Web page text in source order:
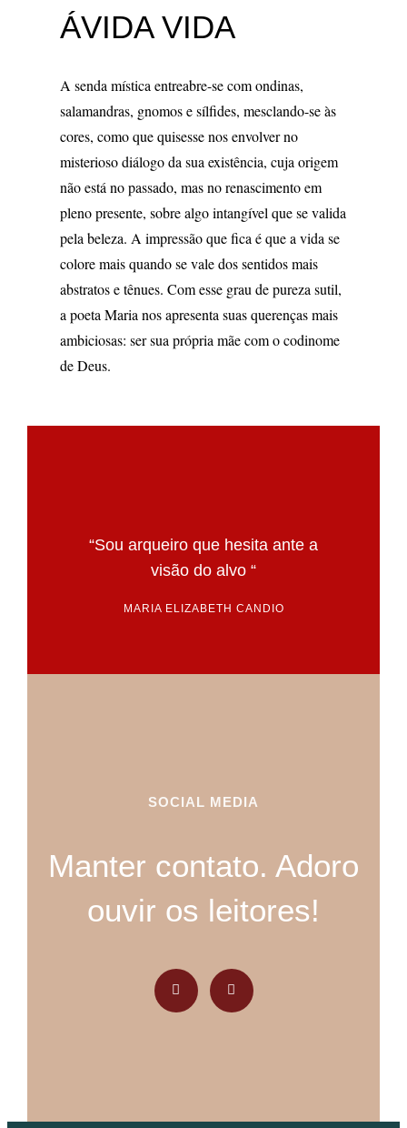
ÁVIDA VIDA
A senda mística entreabre-se com ondinas,
salamandras, gnomos e sílfides, mesclando-se às
cores, como que quisesse nos envolver no
misterioso diálogo da sua existência, cuja origem
não está no passado, mas no renascimento em
pleno presente, sobre algo intangível que se valida
pela beleza. A impressão que fica é que a vida se
colore mais quando se vale dos sentidos mais
abstratos e tênues. Com esse grau de pureza sutil,
a poeta Maria nos apresenta suas querenças mais
ambiciosas: ser sua própria mãe com o codinome
de Deus.
“Sou arqueiro que hesita ante a
visão do alvo “
MARIA ELIZABETH CANDIO
SOCIAL MEDIA
Manter contato. Adoro
ouvir os leitores!